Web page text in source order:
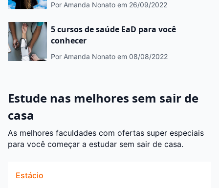
Por Amanda Nonato em 26/09/2022
5 cursos de saúde EaD para você
conhecer
Por Amanda Nonato em 08/08/2022
Estude nas melhores sem sair de
casa
As melhores faculdades com ofertas super especiais
para você começar a estudar sem sair de casa.
Estácio